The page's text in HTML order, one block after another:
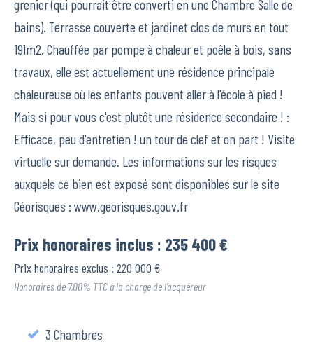
grenier (qui pourrait être converti en une Chambre Salle de
bains). Terrasse couverte et jardinet clos de murs en tout
191m2. Chauffée par pompe à chaleur et poêle à bois, sans
travaux, elle est actuellement une résidence principale
chaleureuse où les enfants pouvent aller à l'école à pied !
Mais si pour vous c'est plutôt une résidence secondaire ! :
Efficace, peu d'entretien ! un tour de clef et on part ! Visite
virtuelle sur demande. Les informations sur les risques
auxquels ce bien est exposé sont disponibles sur le site
Géorisques : www.georisques.gouv.fr
Prix honoraires inclus : 235 400 €
Prix honoraires exclus : 220 000 €
Honoraires de 7,00% TTC à la charge de l’acquéreur
3 Chambres